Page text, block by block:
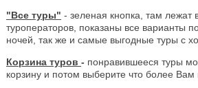
"Все туры" - зеленая кнопка, там лежат
туроператоров, показаны все варианты
ночей, так же и самые выгодные туры с
Корзина туров - понравившееся туры
корзину и потом выберите что более Вам